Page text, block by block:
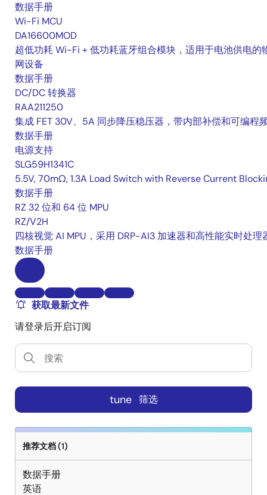
数据手册
Wi-Fi MCU
DA16600MOD
超低功耗 Wi-Fi + 低功耗蓝牙组合模块，适用于电池供电的
网设备
数据手册
DC/DC 转换器
RAA211250
集成 FET 30V、5A 同步降压稳压器，带内部补偿和可编程
数据手册
电源支持
SLG59H1341C
5.5V, 70mΩ, 1.3A Load Switch with Reverse Current
数据手册
RZ 32 位和 64 位 MPU
RZ/V2H
四核视觉 AI MPU，采用 DRP-AI3 加速器和高性能实时处理
数据手册
获取最新文件
请登录后开启订阅
tune 筛选
推荐文档 (1)
数据手册
英语